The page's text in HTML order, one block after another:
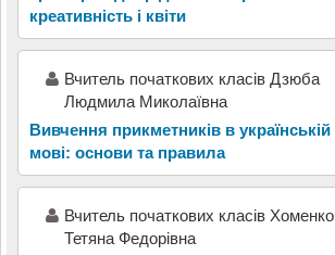
креативність і квіти
Вчитель початкових класів Дзюба
Людмила Миколаївна
Вивчення прикметників в українській
мові: основи та правила
Вчитель початкових класів Хоменко
Тетяна Федорівна